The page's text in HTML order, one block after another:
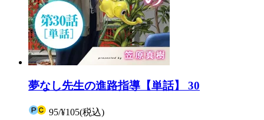
夢なし先生の進路指導【単話】 30
95/¥105(税込)